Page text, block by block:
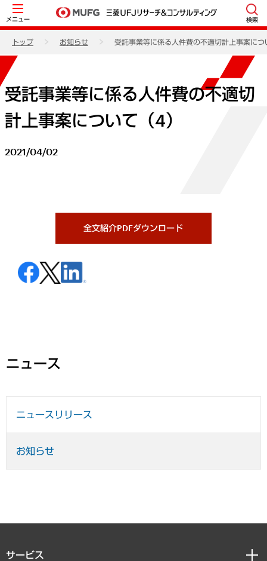
メニュー 検索
トップ お知らせ 受託事業等に係る人件費の不適切計上事案につ
受託事業等に係る人件費の不適切
計上事案について（4）
2021/04/02
全文紹介PDFダウンロード
ニュース
ニュースリリース
お知らせ
サービス